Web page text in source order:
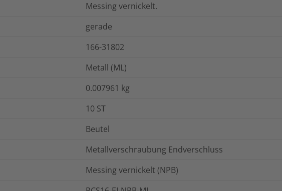
Messing vernickelt.
gerade
166-31802
Metall (ML)
0.007961 kg
10 ST
Beutel
Metallverschraubung Endverschluss
Messing vernickelt (NPB)